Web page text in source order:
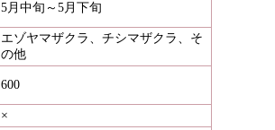
5月中旬～5月下旬
エゾヤマザクラ、チシマザクラ、そ
の他
600
×